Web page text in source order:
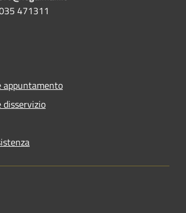
471311
appuntamento
disservizio